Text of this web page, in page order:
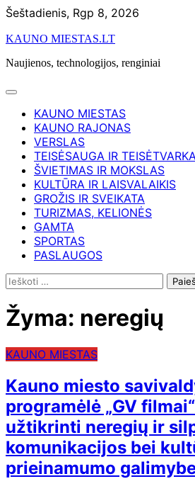
Skip
content
Šeštadienis, Rgp 8, 2026
KAUNO MIESTAS.LT
Naujienos, technologijos, renginiai
KAUNO MIESTAS
KAUNO RAJONAS
VERSLAS
TEISĖSAUGA IR
ŠVIETIMAS IR MOKSLAS
KULTŪRA IR LAISVALAIKIS
GROŽIS IR SVEIKATA
TURIZMAS, KELIONĖS
GAMTA
SPORTAS
PASLAUGOS
Ieškoti:
Žyma: neregių
KAUNO MIESTAS
Kauno miesto
programėlė „GV
užtikrinti neregių ir
komunikacijos bei
prieinamumo